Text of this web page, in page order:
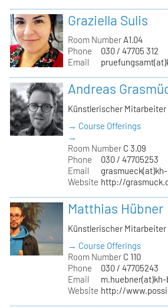
Graziella Sulis
Room Number A1.04
Phone
030 / 47705 312
Email
Andreas
Künstlerischer Mitarbeiter
→ Course Offerings
→
Room Number C 3.09
Phone
030 / 47705253
Email
Website http://
Matthias Hübner
Künstlerischer Mitarbeiter
→ Course Offerings
Room Number C 110
Phone
030 / 47705243
Email
Website http://